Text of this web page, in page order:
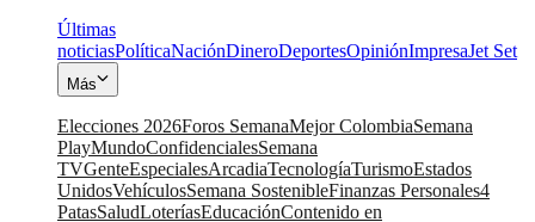
Últimas
noticiasPolíticaNaciónDineroDeportesOpiniónImpresaJet Set
Más
Elecciones 2026Foros SemanaMejor ColombiaSemana
PlayMundoConfidencialesSemana
TVGenteEspecialesArcadiaTecnologíaTurismoEstados
UnidosVehículosSemana SostenibleFinanzas Personales4
PatasSaludLoteríasEducaciónContenido en